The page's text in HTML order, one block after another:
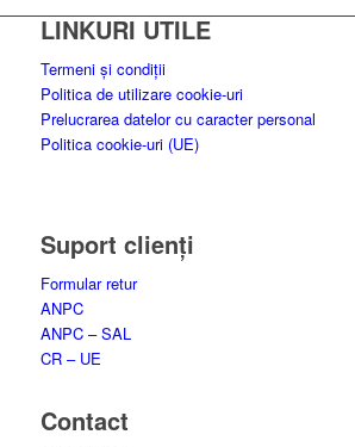
LINKURI UTILE
Termeni și condiții
Politica de utilizare cookie-uri
Prelucrarea datelor cu caracter personal
Politica cookie-uri (UE)
Suport clienți
Formular retur
ANPC
ANPC – SAL
CR – UE
Contact